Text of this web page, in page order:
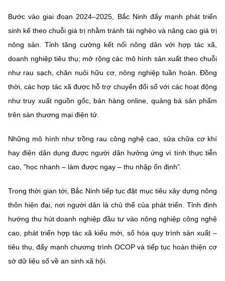
Bước vào giai đoạn 2024–2025, Bắc Ninh đẩy mạnh phát triển
sinh kế theo chuỗi giá trị nhằm tránh tái nghèo và nâng cao giá trị
nông sản. Tỉnh tăng cường kết nối nông dân với hợp tác xã,
doanh nghiệp tiêu thụ; mở rộng các mô hình sản xuất theo chuỗi
như rau sạch, chăn nuôi hữu cơ, nông nghiệp tuần hoàn. Đồng
thời, các hợp tác xã được hỗ trợ chuyển đổi số với các hoạt động
như truy xuất nguồn gốc, bán hàng online, quảng bá sản phẩm
trên sàn thương mại điện tử.
Những mô hình như trồng rau công nghệ cao, sửa chữa cơ khí
hay điện dân dụng được người dân hưởng ứng vì tính thực tiễn
cao, "học nhanh – làm được ngay – thu nhập ổn định".
Trong thời gian tới, Bắc Ninh tiếp tục đặt mục tiêu xây dựng nông
thôn hiện đại, nơi người dân là chủ thể của phát triển. Tỉnh định
hướng thu hút doanh nghiệp đầu tư vào nông nghiệp công nghệ
cao, phát triển hợp tác xã kiểu mới, số hóa quy trình sản xuất –
tiêu thụ, đẩy mạnh chương trình OCOP và tiếp tục hoàn thiện cơ
sở dữ liệu số về an sinh xã hội.